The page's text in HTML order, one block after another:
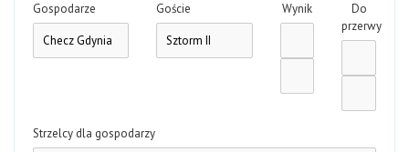
Gospodarze Goście Wynik
Do
przerwy
Strzelcy dla gospodarzy